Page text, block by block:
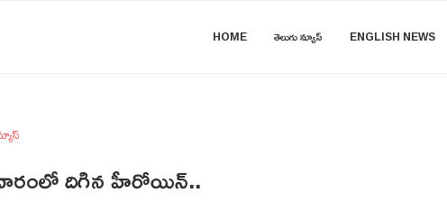
HOME తెలుగు న్యూస్ ENGLISH NEWS
దిగిన హీరోయిన్..